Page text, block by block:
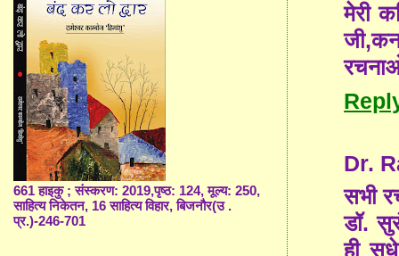
मेरी
Dr.
सभी
डॉ.
ही
661 हाइकु ; संस्करण: 2019,पृष्ठ: 124, मूल्य: 250,
साहित्य निकेतन, 16 साहित्य विहार, बिजनौर(उ .
प्र.)-246-701